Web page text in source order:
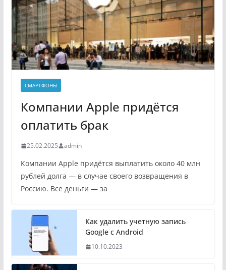
СМАРТФОНЫ
Компании Apple придётся
оплатить брак
25.02.2025 admin
Компании Apple придётся выплатить около 40 млн
рублей долга — в случае своего возвращения в
Россию. Все деньги — за
Как удалить учетную запись
Google с Android
10.10.2023